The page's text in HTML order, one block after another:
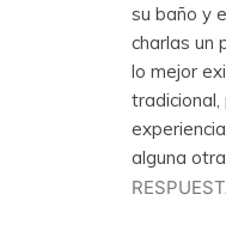
su baño y
charlas un
lo mejor
alguna